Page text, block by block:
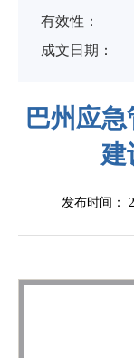
有效性：
成文日期：
巴州应
建
发布时间：